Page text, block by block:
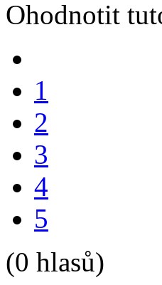
Ohodnotit
1
2
3
4
5
(0 hlasů)